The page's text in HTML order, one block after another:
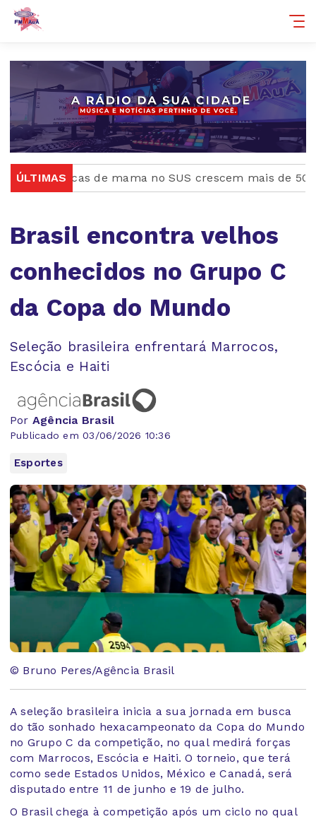
ÚLTIMAS
de mama no SUS crescem mais de 50% em dez
Brasil encontra velhos
conhecidos no Grupo C
da Copa do Mundo
Seleção brasileira enfrentará Marrocos,
Escócia e Haiti
Por Agência Brasil
Publicado em 03/06/2026 10:36
Esportes
© Bruno Peres/Agência Brasil
A seleção brasileira inicia a sua jornada em busca
do tão sonhado hexacampeonato da Copa do Mundo
no Grupo C da competição, no qual medirá forças
com Marrocos, Escócia e Haiti. O torneio, que terá
como sede Estados Unidos, México e Canadá, será
disputado entre 11 de junho e 19 de julho.
O Brasil chega à competição após um ciclo no qual